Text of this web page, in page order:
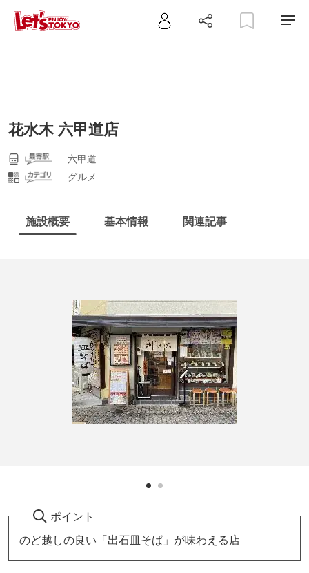
花水木 六甲道店
六甲道
グルメ
施設概要 基本情報 関連記事
ポイント
のど越しの良い「出石皿そば」が味わえる店